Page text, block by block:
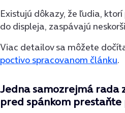
Existujú dôkazy, že ľudia,
do displeja, zaspávajú
Viac detailov sa môžete
poctivo spracovanom článku.
Jedna samozrejmá rada
pred spánkom